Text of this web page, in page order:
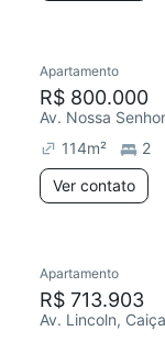
Apartamento
R$ 800.000
Av. Nossa
114m²
2
Ver contato
Apartamento
R$ 713.903
Av. Lincoln,